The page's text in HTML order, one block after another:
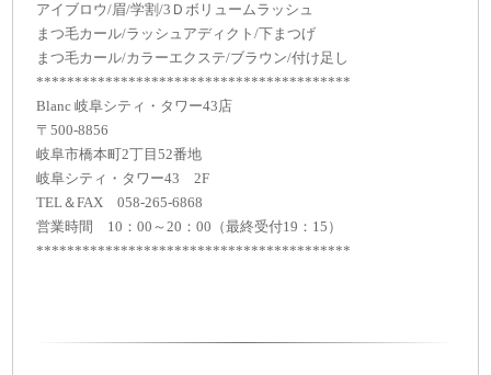
アイブロウ/眉/学割/3Ｄボリュームラッシュ
まつ毛カール/ラッシュアディクト/下まつげ
まつ毛カール/カラーエクステ/ブラウン/付け足し
*****************************************
Blanc 岐阜シティ・タワー43店
〒500-8856
岐阜市橋本町2丁目52番地
岐阜シティ・タワー43 2F
TEL＆FAX 058-265-6868
営業時間 10：00～20：00（最終受付19：15）
*****************************************